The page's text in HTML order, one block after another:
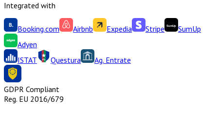
Integrated with
Booking.com Airbnb Expedia Stripe
SumUp
Adyen
ISTAT
Questura Ag. Entrate
GDPR Compliant
Reg. EU 2016/679